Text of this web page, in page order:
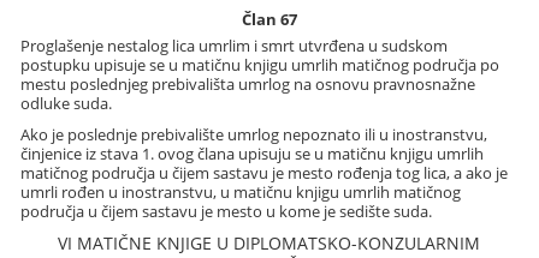
Član 67
Proglašenje nestalog lica umrlim i smrt utvrđena u sudskom
postupku upisuje se u matičnu knjigu umrlih matičnog područja po
mestu poslednjeg prebivališta umrlog na osnovu pravnosnažne
odluke suda.
Ako je poslednje prebivalište umrlog nepoznato ili u inostranstvu,
činjenice iz stava 1. ovog člana upisuju se u matičnu knjigu umrlih
matičnog područja u čijem sastavu je mesto rođenja tog lica, a ako je
umrli rođen u inostranstvu, u matičnu knjigu umrlih matičnog
područja u čijem sastavu je mesto u kome je sedište suda.
VI MATIČNE KNJIGE U DIPLOMATSKO-KONZULARNIM